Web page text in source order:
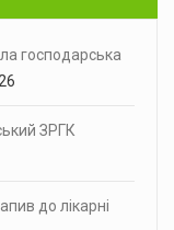
господарська
ЗРГК
до лікарні